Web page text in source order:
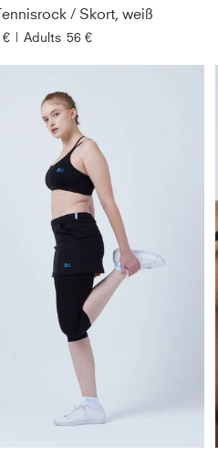
/ Skort, weiß
€ | Adults 56 €